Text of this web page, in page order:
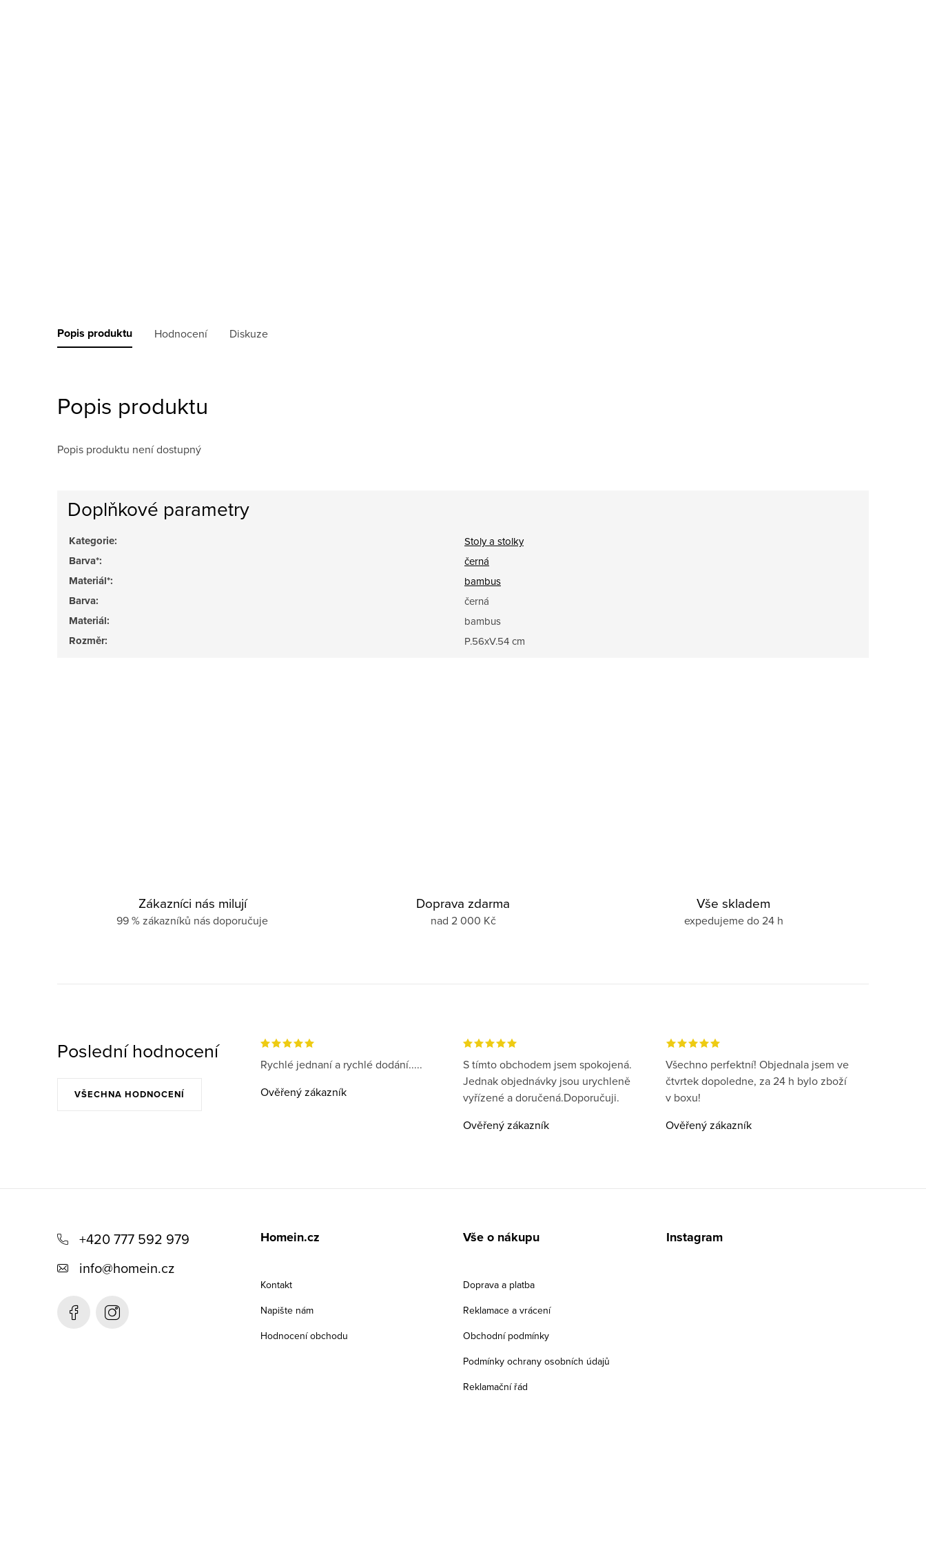
Popis produktu Hodnocení Diskuze
Popis produktu
Popis produktu není dostupný
Doplňkové parametry
Kategorie: Stoly a stolky
Barva*: černá
Materiál*: bambus
Barva: černá
Materiál: bambus
Rozměr: P.56xV.54 cm
Zákazníci nás milují
99 % zákazníků nás doporučuje
Doprava zdarma
nad 2 000 Kč
Vše skladem
expedujeme do 24 h
Poslední hodnocení
VŠECHNA HODNOCENÍ
Rychlé jednaní a rychlé dodání.....
Ověřený zákazník
S tímto obchodem jsem spokojená.
Jednak objednávky jsou urychleně
vyřízené a doručená.Doporučuji.
Ověřený zákazník
Všechno perfektní! Objednala jsem ve
čtvrtek dopoledne, za 24 h bylo zboží
v boxu!
Ověřený zákazník
+420 777 592 979
info@homein.cz
Homein.cz
Kontakt
Napište nám
Hodnocení obchodu
Vše o nákupu
Doprava a platba
Reklamace a vrácení
Obchodní podmínky
Podmínky ochrany osobních údajů
Reklamační řád
Instagram